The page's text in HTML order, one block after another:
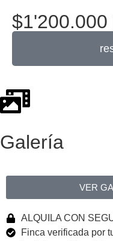
Galería
VER
ALQUILA CON
Finca verificada por